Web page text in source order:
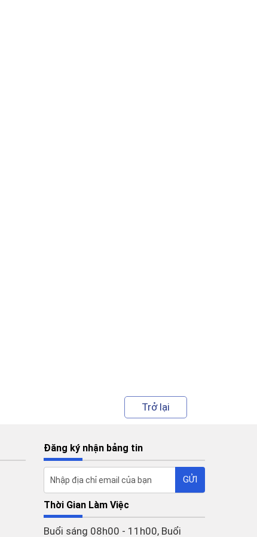
Trở lại
Đăng ký nhận bảng tin
Thời Gian Làm Việc
Buổi sáng 08h00 - 11h00, Buổi